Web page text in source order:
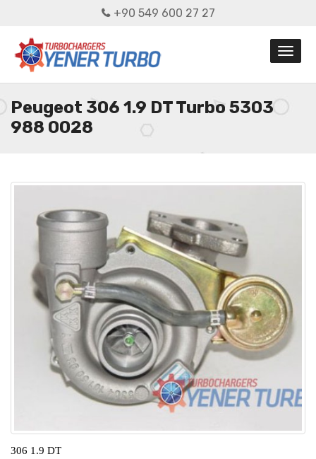
+90 549 600 27 27
Peugeot 306 1.9 DT Turbo 5303
988 0028
306 1.9 DT